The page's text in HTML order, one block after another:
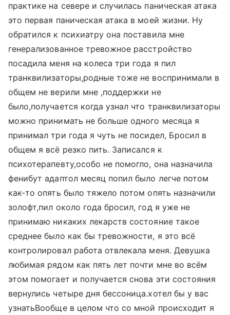
практике на севере и случилась паническая атака
это первая паническая атака в моей жизни. Ну
обратился к психиатру она поставила мне
генерализованное тревожное расстройство
посадила меня на колеса три года я пил
транквилизаторы,родные тоже не воспринимали в
общем не верили мне ,поддержки не
было,получается когда узнал что транквилизаторы
можно принимать не больше одного месяца я
принимал три года я чуть не посидел, Бросил в
общем я всё резко пить. Записался к
психотерапевту,особо не помогло, она назначила
фенибут адаптол месяц попил было легче потом
как-то опять было тяжело потом опять назначили
золофт,пил около года бросил, год я уже не
принимаю никаких лекарств состояние такое
среднее было как бы тревожности, я это всё
контролировал работа отвлекала меня. Девушка
любимая рядом как пять лет почти мне во всём
этом помогает и получается снова эти состояния
вернулись четыре дня бессоница.хотел бы у вас
узнатьВообще в целом что со мной происходит я